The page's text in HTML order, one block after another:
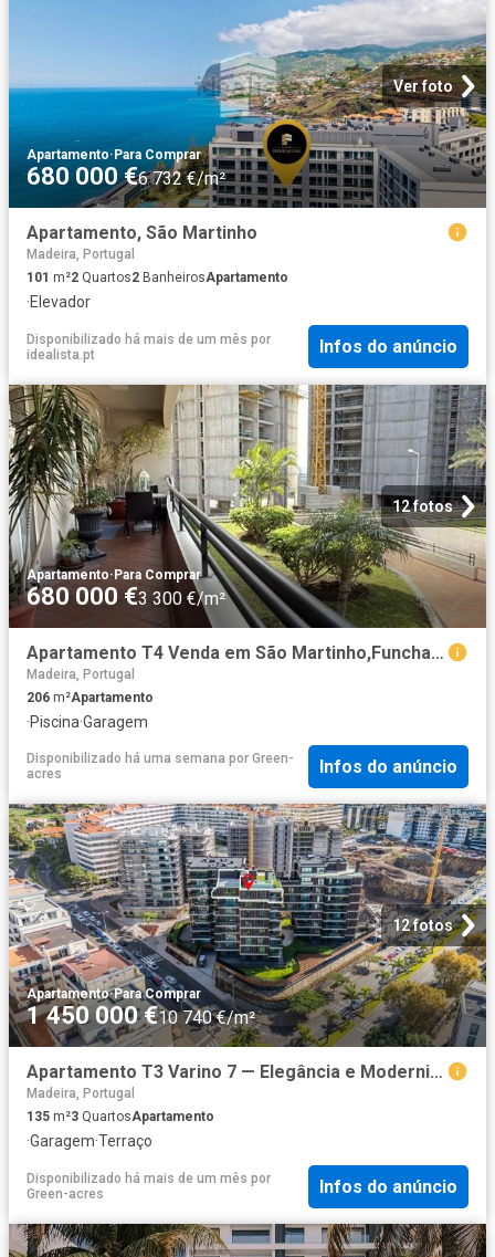
Ver foto
Apartamento· Para Comprar
680 000 €6 732 €/m²
Apartamento, São Martinho
Madeira, Portugal
101 m²2 Quartos2 BanheirosApartamento
·Elevador
Disponibilizado há mais de um mês por
idealista.pt
Infos do anúncio
12 fotos
Apartamento·Para Comprar
680 000 €3 300 €/m²
Apartamento T4 Venda em São Martinho,Funchal 206m² São Martinho
Madeira, Portugal
206 m²Apartamento
·Piscina·Garagem
Disponibilizado há uma semana por Green-
acres
Infos do anúncio
12 fotos
Apartamento·Para Comprar
1 450 000 €10 740 €/m²
Apartamento T3 Varino 7 — Elegância e Modernidade na Estra. 135m² São Martinho
Madeira, Portugal
135 m²3 QuartosApartamento
·Garagem·Terraço
Disponibilizado há mais de um mês por
Green-acres
Infos do anúncio